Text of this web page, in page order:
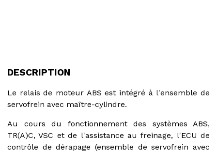
DESCRIPTION
Le relais de moteur ABS est intégré à l'ensemble de
servofrein avec maître-cylindre.
Au cours du fonctionnement des systèmes ABS,
TR(A)C, VSC et de l'assistance au freinage, l'ECU de
contrôle de dérapage (ensemble de servofrein avec